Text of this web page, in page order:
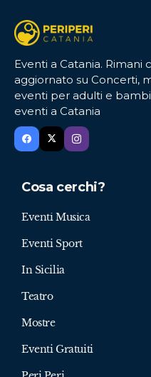
Eventi a Catania.
aggiornato su Concerti,
eventi per adulti e
eventi a Catania
Cosa cerchi?
Eventi Musica
Eventi Sport
In Sicilia
Teatro
Mostre
Eventi Gratuiti